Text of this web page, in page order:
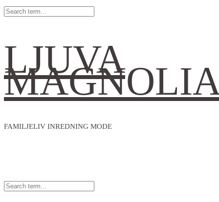
LJUVA
FAMILJELIV INREDNING MODE